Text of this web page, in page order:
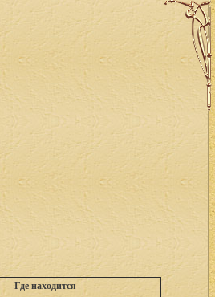
Где находится